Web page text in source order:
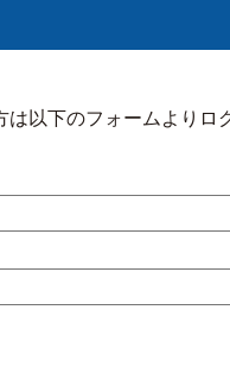
以下のフォームよりロ